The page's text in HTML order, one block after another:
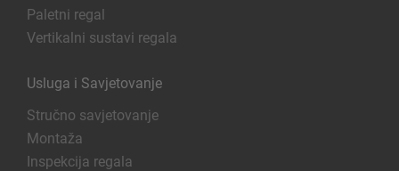
Paletni regal
Vertikalni sustavi regala
Usluga i Savjetovanje
Stručno savjetovanje
Montaža
Inspekcija regala